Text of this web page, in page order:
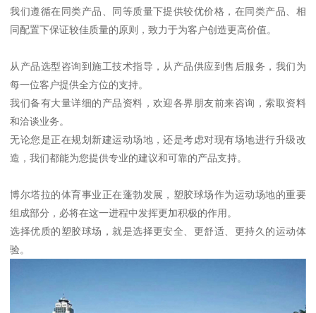
我们遵循在同类产品、同等质量下提供较优价格，在同类产品、相
同配置下保证较佳质量的原则，致力于为客户创造更高价值。
从产品选型咨询到施工技术指导，从产品供应到售后服务，我们为
每一位客户提供全方位的支持。
我们备有大量详细的产品资料，欢迎各界朋友前来咨询，索取资料
和洽谈业务。
无论您是正在规划新建运动场地，还是考虑对现有场地进行升级改
造，我们都能为您提供专业的建议和可靠的产品支持。
博尔塔拉的体育事业正在蓬勃发展，塑胶球场作为运动场地的重要
组成部分，必将在这一进程中发挥更加积极的作用。
选择优质的塑胶球场，就是选择更安全、更舒适、更持久的运动体
验。